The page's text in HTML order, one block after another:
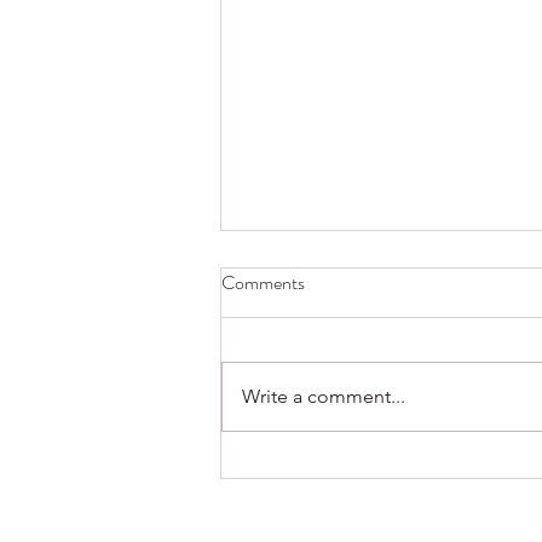
Externaliser la gestion de son
Comments
Write a comment...